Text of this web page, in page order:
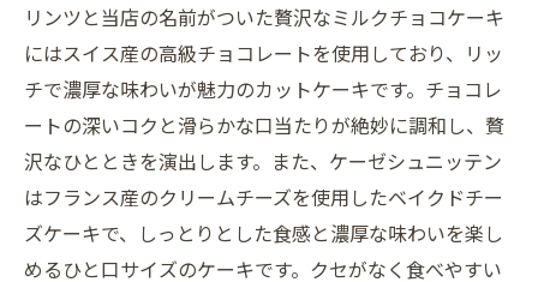
リンツと当店の名前がついた贅沢なミルクチョコケーキ
にはスイス産の高級チョコレートを使用しており、リッ
チで濃厚な味わいが魅力のカットケーキです。チョコレ
ートの深いコクと滑らかな口当たりが絶妙に調和し、贅
沢なひとときを演出します。また、ケーゼシュニッテン
はフランス産のクリームチーズを使用したベイクドチー
ズケーキで、しっとりとした食感と濃厚な味わいを楽し
めるひと口サイズのケーキです。クセがなく食べやすい